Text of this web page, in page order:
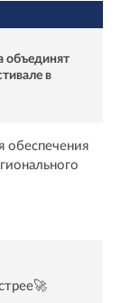
объединят
в
обеспечения